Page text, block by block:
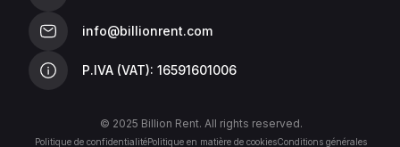
info@billionrent.com
P.IVA (VAT): 16591601006
© 2025 Billion Rent. All rights reserved.
Politique de confidentialitéPolitique en matière de cookiesConditions générales